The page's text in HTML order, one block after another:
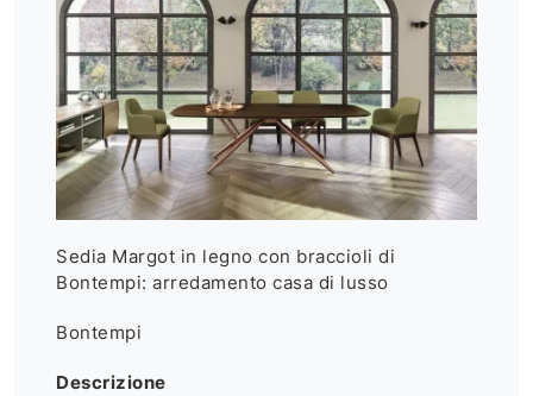
Sedia Margot in legno con braccioli di
Bontempi: arredamento casa di lusso
Bontempi
Descrizione